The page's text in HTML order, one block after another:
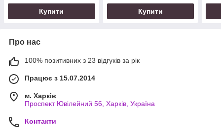
Купити Купити
Про нас
100% позитивних з 23 відгуків за рік
Працює з 15.07.2014
м. Харків
Проспект Ювілейний 56, Харків, Україна
Контакти